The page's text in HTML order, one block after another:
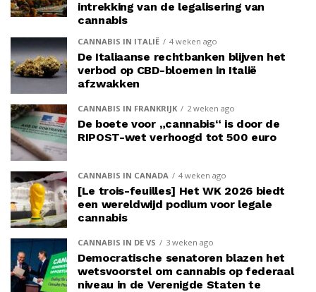
intrekking van de legalisering van
cannabis
CANNABIS IN ITALIË 4 weken ago
De Italiaanse rechtbanken blijven het
verbod op CBD-bloemen in Italië
afzwakken
CANNABIS IN FRANKRIJK 2 weken ago
De boete voor „cannabis“ is door de
RIPOST-wet verhoogd tot 500 euro
CANNABIS IN CANADA 4 weken ago
[Le trois-feuilles] Het WK 2026 biedt
een wereldwijd podium voor legale
cannabis
CANNABIS IN DE VS 3 weken ago
Democratische senatoren blazen het
wetsvoorstel om cannabis op federaal
niveau in de Verenigde Staten te